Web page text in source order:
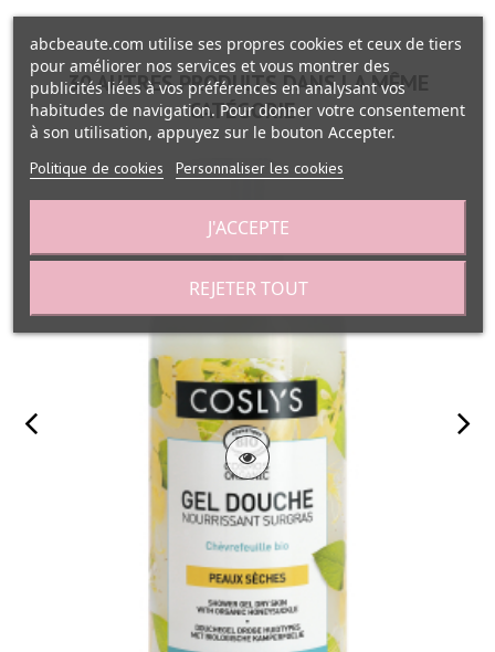
30 AUTRES PRODUITS DANS LA MÊME
CATÉGORIE :
abcbeaute.com utilise ses propres cookies et ceux de tiers
pour améliorer nos services et vous montrer des
publicités liées à vos préférences en analysant vos
habitudes de navigation. Pour donner votre consentement
à son utilisation, appuyez sur le bouton Accepter.
Politique de cookies Personnaliser les cookies
REJETER TOUT
J'ACCEPTE